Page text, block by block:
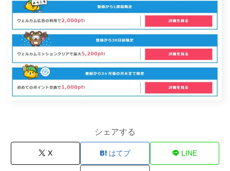
シェアする
X はてブ LINE